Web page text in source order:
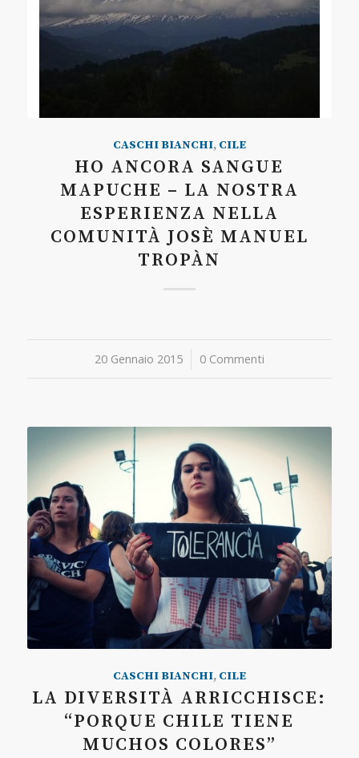
CASCHI BIANCHI, CILE
HO ANCORA SANGUE
MAPUCHE – LA NOSTRA
ESPERIENZA NELLA
COMUNITÀ JOSÈ MANUEL
TROPÀN
20 Gennaio 2015
/ 0 Commenti
CASCHI BIANCHI, CILE
LA DIVERSITÀ ARRICCHISCE:
“PORQUE CHILE TIENE
MUCHOS COLORES”